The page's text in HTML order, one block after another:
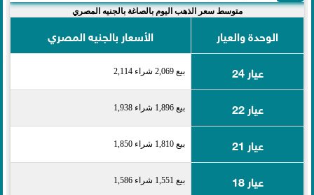
متوسط سعر الذهب اليوم بالصاغة بالجنيه المصري
الوحدة والعيار
الأسعار بالجنيه المصري
عيار 24
بيع 2,069 شراء 2,114
عيار 22 بيع 1,896 شراء 1,938
عيار 21 بيع 1,810 شراء 1,850
عيار 18 بيع 1,551 شراء 1,586